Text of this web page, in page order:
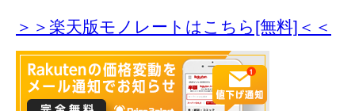
＞＞楽天版モノレートはこちら[無料]＜＜